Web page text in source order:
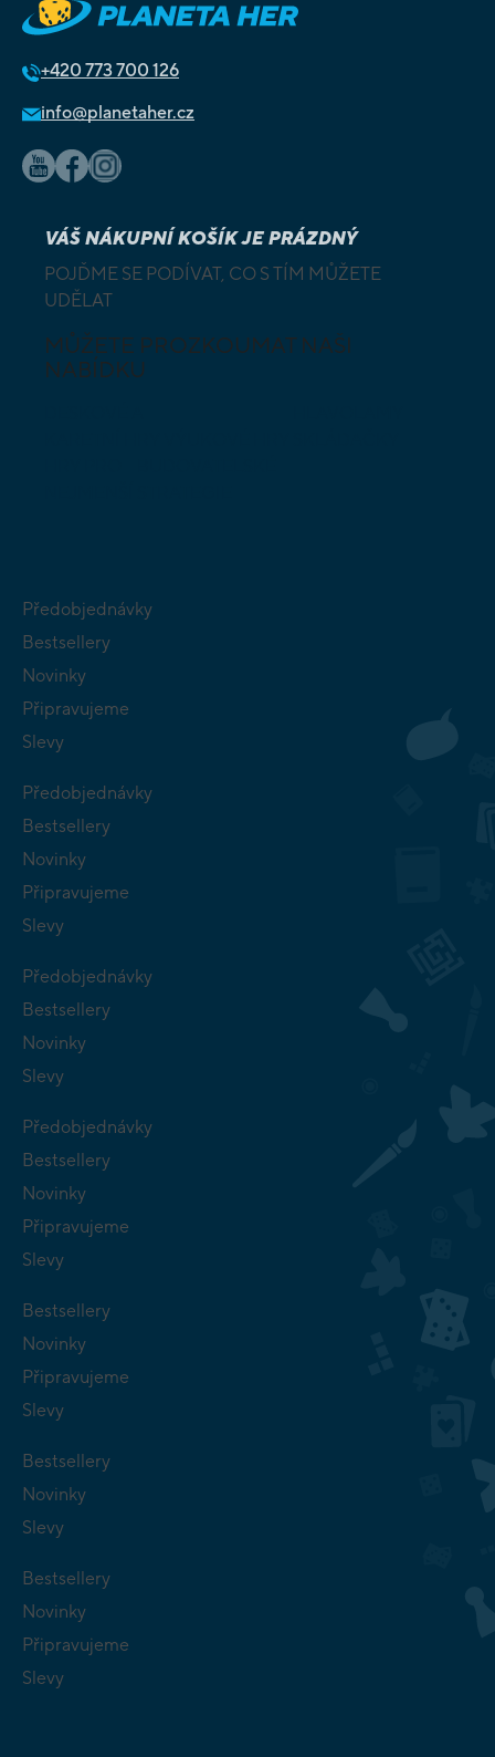
+420 773 700 126
info@planetaher.cz
VÁŠ NÁKUPNÍ KOŠÍK JE PRÁZDNÝ
POJĎME SE PODÍVAT, CO S TÍM MŮŽETE
UDĚLAT
MŮŽETE PROZKOUMAT NAŠI
NABÍDKU
Předobjednávky
Bestsellery
Novinky
Připravujeme
Slevy
Předobjednávky
Bestsellery
Novinky
Připravujeme
Slevy
Předobjednávky
Bestsellery
Novinky
Slevy
Předobjednávky
Bestsellery
Novinky
Připravujeme
Slevy
Bestsellery
Novinky
Připravujeme
Slevy
Bestsellery
Novinky
Slevy
Bestsellery
Novinky
Připravujeme
Slevy